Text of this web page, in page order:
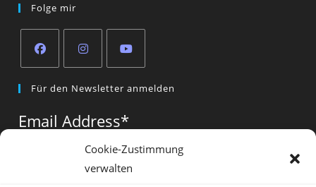
Cookie-Zustimmung
verwalten
Folge mir
in
new
in
new
in
new
tab
Für den Newsletter anmelden
Email Address*